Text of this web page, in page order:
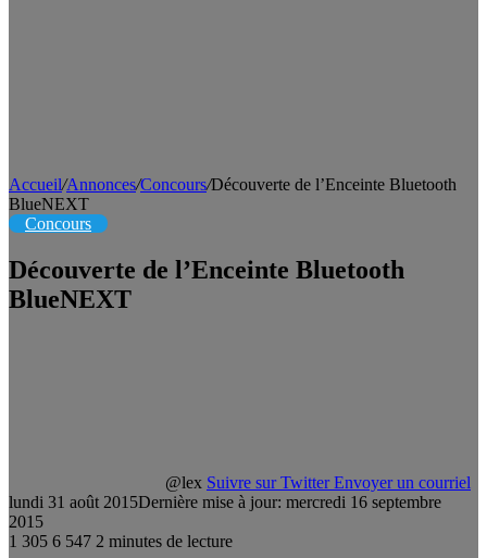
Accueil/Annonces/Concours/Découverte de l’Enceinte Bluetooth
BlueNEXT
Concours
Découverte de l’Enceinte Bluetooth
BlueNEXT
@lex Suivre sur Twitter Envoyer un courriel
lundi 31 août 2015Dernière mise à jour: mercredi 16 septembre
2015
1 305 6 547 2 minutes de lecture